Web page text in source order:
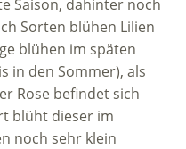
Saison, dahinter noch
Sorten blühen Lilien
blühen im späten
in den Sommer), als
Rose befindet sich
blüht dieser im
noch sehr klein